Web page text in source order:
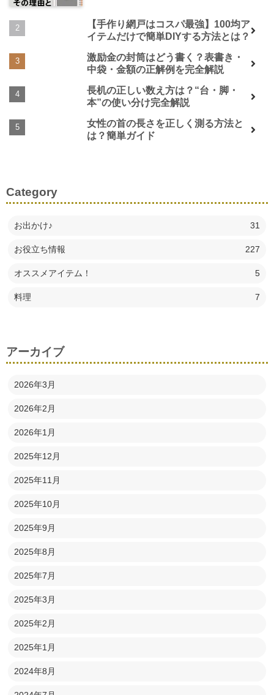
【手作り網戸はコスパ最強】100均ア
イテムだけで簡単DIYする方法とは？
激励金の封筒はどう書く？表書き・
中袋・金額の正解例を完全解説
長机の正しい数え方は？“台・脚・
本”の使い分け完全解説
女性の首の長さを正しく測る方法と
は？簡単ガイド
Category
お出かけ♪ 31
お役立ち情報 227
オススメアイテム！ 5
料理 7
アーカイブ
2026年3月
2026年2月
2026年1月
2025年12月
2025年11月
2025年10月
2025年9月
2025年8月
2025年7月
2025年3月
2025年2月
2025年1月
2024年8月